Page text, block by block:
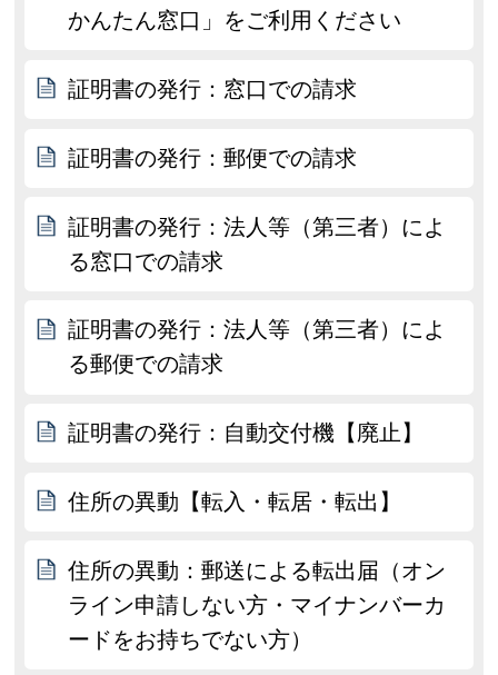
かんたん窓口」をご利用ください
証明書の発行：窓口での請求
証明書の発行：郵便での請求
証明書の発行：法人等（第三者）によ
る窓口での請求
証明書の発行：法人等（第三者）によ
る郵便での請求
証明書の発行：自動交付機【廃止】
住所の異動【転入・転居・転出】
住所の異動：郵送による転出届（オン
ライン申請しない方・マイナンバーカ
ードをお持ちでない方）